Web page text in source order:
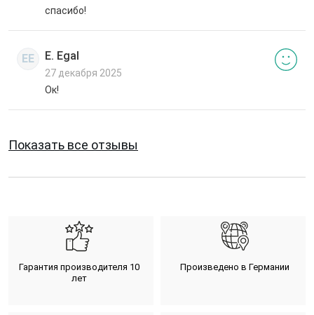
спасибо!
EE E. Egal
27 декабря 2025
Ок!
Показать все отзывы
Гарантия производителя 10
лет
Произведено в Германии